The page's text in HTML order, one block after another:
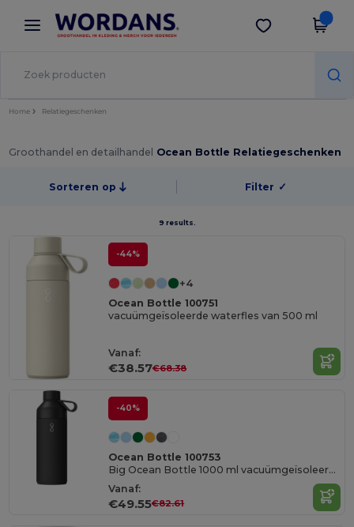
× Wordans-app
Betere prijzen in de app!
Download app
Home Relatiegeschenken
Groothandel en detailhandel Ocean Bottle Relatiegeschenken
Sorteren op Filter ✓
9 results.
-44%
+4
Ocean Bottle 100751
vacuümgeïsoleerde waterfles van 500 ml
Vanaf:
€38.57€68.38
-40%
Ocean Bottle 100753
Big Ocean Bottle 1000 ml vacuümgeïsoleerde waterfles
Vanaf:
€49.55€82.61